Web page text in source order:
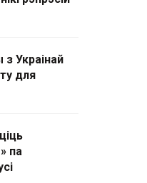
Украінай
для
па